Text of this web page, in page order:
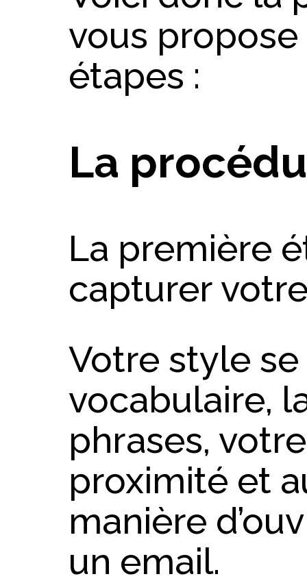
vous
étapes :
La
La première
capturer
Votre style
vocabulaire,
phrases,
proximité et
manière
un email.